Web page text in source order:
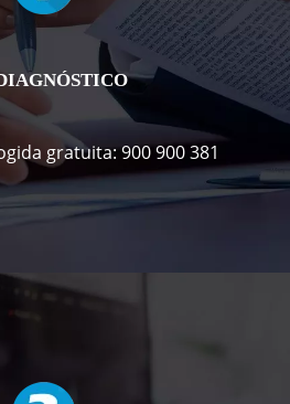
gratuita: 900 900 381